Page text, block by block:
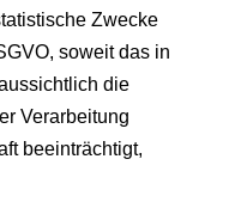
Zwecke
soweit das in
die
Verarbeitung
beeinträchtigt,